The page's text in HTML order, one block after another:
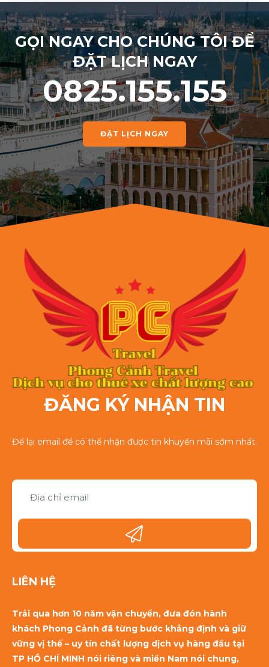
GỌI NGAY CHO CHÚNG TÔI ĐỂ
ĐẶT LỊCH NGAY
0825.155.155
ĐẶT LỊCH NGAY
ĐĂNG KÝ NHẬN TIN
Để lại email để có thể nhận được tin khuyến mãi sớm nhất.
LIÊN HỆ
Trải qua hơn 10 năm vận chuyển, đưa đón hành
khách Phong Cảnh đã từng bước khẳng định và giữ
vững vị thế – uy tín chất lượng dịch vụ hàng đầu tại
TP HỒ CHÍ MINH nói riêng và miền Nam nói chung,